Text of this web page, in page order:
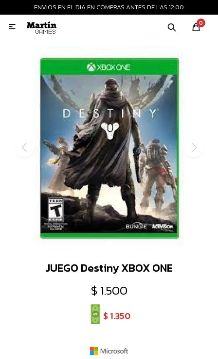
ENVIOS EN EL DIA EN COMPRAS ANTES DE LAS 12:00
0

JUEGO Destiny XBOX ONE
$ 1.500
$1.350
MI CUENTA
Consolas nuevas
Consolas recertificadas
Juegos
Accesorios